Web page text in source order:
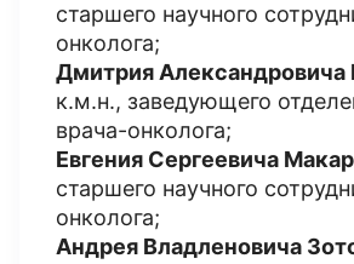
старшего научного
онколога;
Дмитрия Александровича
к.м.н., заведующего
врача-онколога;
Евгения Сергеевича
старшего научного
онколога;
Андрея Владленовича